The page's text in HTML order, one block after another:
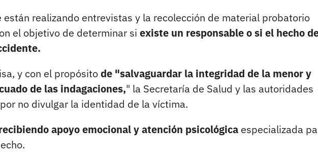
están realizando entrevistas y la recolección de material probatorio
el objetivo de determinar si existe un responsable o si el hecho
y con el propósitode "salvaguardar la integridad de la menor y
de las indagaciones," la Secretaría de Salud y las autoridades
no divulgar la identidad de la víctima.
apoyo emocional y atención psicológica especializada